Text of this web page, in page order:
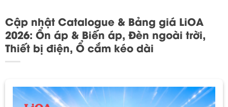
Cập nhật Catalogue & Bảng giá LiOA
2026: Ổn áp & Biến áp, Đèn ngoài trời,
Thiết bị điện, Ổ cắm kéo dài